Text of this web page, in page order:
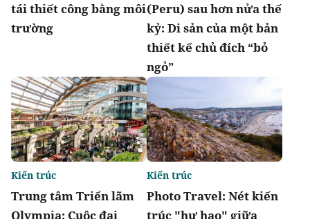
tái thiết công bằng môi
trường
(Peru) sau hơn nửa thế
kỷ: Di sản của một bản
thiết kế chủ đích “bỏ
ngỏ”
Trung tâm Triển lãm
Olympia: Cuộc đại
Kiến trúc
Photo Travel: Nét kiến
trúc "hư hao" giữa
Kiến trúc